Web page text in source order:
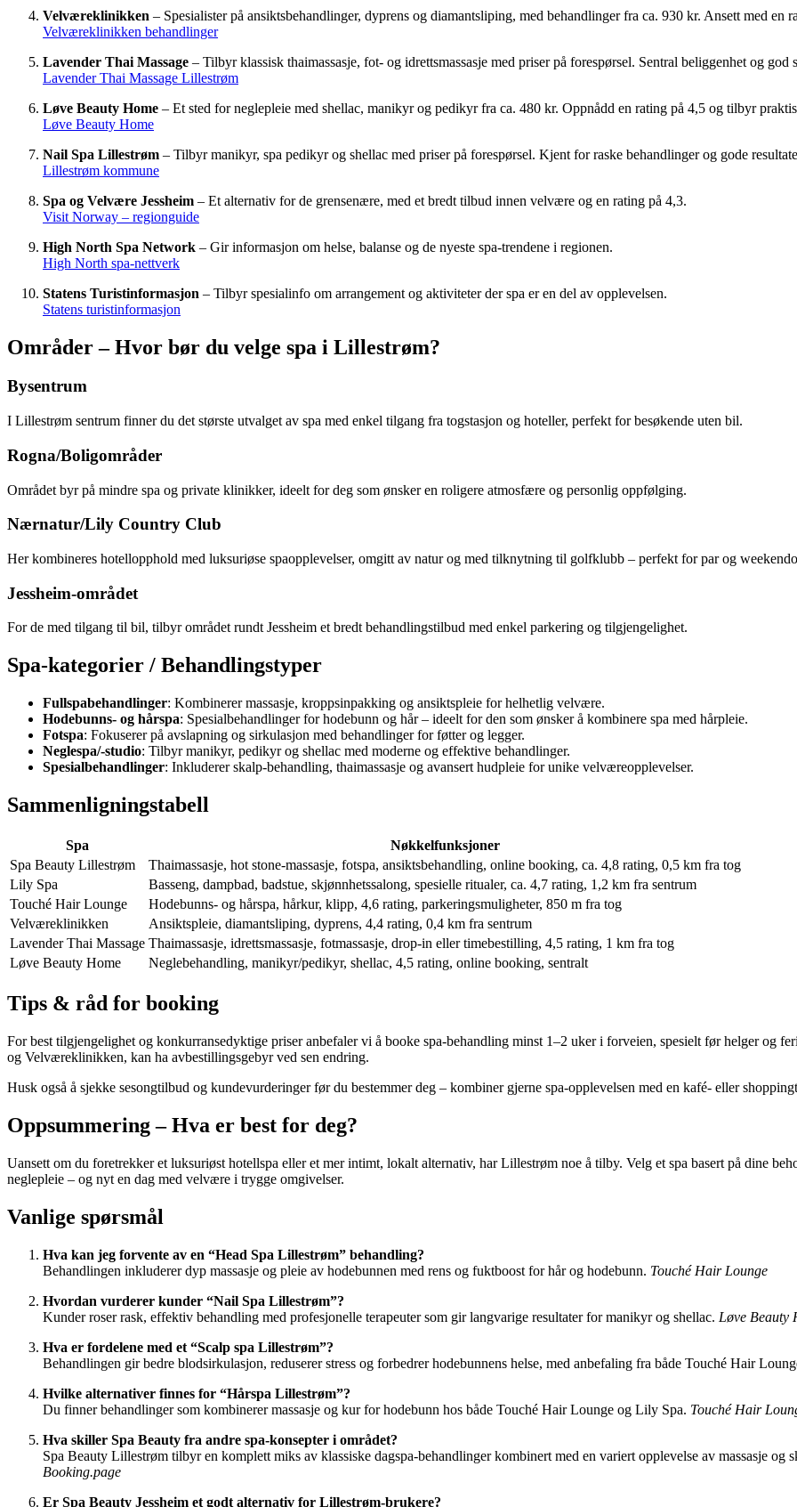
Velværeklinikken – Spesialister på ansiktsbehandlinger, dyprens og diamantsliping, med behandlinger fra ca. 930 kr. Ansett med en
Velværeklinikken behandlinger
Lavender Thai Massage – Tilbyr klassisk thaimassasje, fot- og idrettsmassasje med priser på forespørsel. Sentral beliggenhet og god
Lavender Thai Massage Lillestrøm
Løve Beauty Home – Et sted for neglepleie med shellac, manikyr og pedikyr fra ca. 480 kr. Oppnådd en rating på 4,5 og tilbyr
Løve Beauty Home
Nail Spa Lillestrøm – Tilbyr manikyr, spa pedikyr og shellac med priser på forespørsel. Kjent for raske behandlinger og gode
Lillestrøm kommune
Spa og Velvære Jessheim – Et alternativ for de grensenære, med et bredt tilbud innen velvære og en rating på 4,3.
Visit Norway – regionguide
High North Spa Network – Gir informasjon om helse, balanse og de nyeste spa-trendene i regionen.
High North spa-nettverk
Statens Turistinformasjon – Tilbyr spesialinfo om arrangement og aktiviteter der spa er en del av opplevelsen.
Statens turistinformasjon
Områder – Hvor bør du velge spa i Lillestrøm?
Bysentrum
I Lillestrøm sentrum finner du det største utvalget av spa med enkel tilgang fra togstasjon og hoteller, perfekt for besøkende uten bil.
Rogna/Boligområder
Området byr på mindre spa og private klinikker, ideelt for deg som ønsker en roligere atmosfære og personlig oppfølging.
Nærnatur/Lily Country Club
Her kombineres hotellopphold med luksuriøse spaopplevelser, omgitt av natur og med tilknytning til golfklubb – perfekt for par og
Jessheim-området
For de med tilgang til bil, tilbyr området rundt Jessheim et bredt behandlingstilbud med enkel parkering og tilgjengelighet.
Spa-kategorier / Behandlingstyper
Fullspabehandlinger: Kombinerer massasje, kroppsinpakking og ansiktspleie for helhetlig velvære.
Hodebunns- og hårspa: Spesialbehandlinger for hodebunn og hår – ideelt for den som ønsker å kombinere spa med hårpleie.
Fotspa: Fokuserer på avslapning og sirkulasjon med behandlinger for føtter og legger.
Neglespa/-studio: Tilbyr manikyr, pedikyr og shellac med moderne og effektive behandlinger.
Spesialbehandlinger: Inkluderer skalp-behandling, thaimassasje og avansert hudpleie for unike velværeopplevelser.
Sammenligningstabell
Spa
Nøkkelfunksjoner
Spa Beauty Lillestrøm
Thaimassasje, hot stone-massasje, fotspa, ansiktsbehandling, online booking, ca. 4,8 rating, 0,5 km fra tog
Lily Spa
Basseng, dampbad, badstue, skjønnhetssalong, spesielle ritualer, ca. 4,7 rating, 1,2 km fra sentrum
Touché Hair Lounge
Hodebunns- og hårspa, hårkur, klipp, 4,6 rating, parkeringsmuligheter, 850 m fra tog
Velværeklinikken
Ansiktspleie, diamantsliping, dyprens, 4,4 rating, 0,4 km fra sentrum
Lavender Thai Massage Thaimassasje, idrettsmassasje, fotmassasje, drop-in eller timebestilling, 4,5 rating, 1 km fra tog
Løve Beauty Home
Neglebehandling, manikyr/pedikyr, shellac, 4,5 rating, online booking, sentralt
Tips & råd for booking
For best tilgjengelighet og konkurransedyktige priser anbefaler vi å booke spa-behandling minst 1–2 uker i forveien, spesielt før helger og
og Velværeklinikken, kan ha avbestillingsgebyr ved sen endring.
Husk også å sjekke sesongtilbud og kundevurderinger før du bestemmer deg – kombiner gjerne spa-opplevelsen med en kafé- eller
Oppsummering – Hva er best for deg?
Uansett om du foretrekker et luksuriøst hotellspa eller et mer intimt, lokalt alternativ, har Lillestrøm noe å tilby. Velg et spa basert på dine
neglepleie – og nyt en dag med velvære i trygge omgivelser.
Vanlige spørsmål
Hva kan jeg forvente av en “Head Spa Lillestrøm” behandling?
Behandlingen inkluderer dyp massasje og pleie av hodebunnen med rens og fuktboost for hår og hodebunn. Touché Hair Lounge
Hvordan vurderer kunder “Nail Spa Lillestrøm”?
Kunder roser rask, effektiv behandling med profesjonelle terapeuter som gir langvarige resultater for manikyr og shellac. Løve Beauty
Hva er fordelene med et “Scalp spa Lillestrøm”?
Behandlingen gir bedre blodsirkulasjon, reduserer stress og forbedrer hodebunnens helse, med anbefaling fra både Touché Hair
Hvilke alternativer finnes for “Hårspa Lillestrøm”?
Du finner behandlinger som kombinerer massasje og kur for hodebunn hos både Touché Hair Lounge og Lily Spa. Touché Hair
Hva skiller Spa Beauty fra andre spa-konsepter i området?
Spa Beauty Lillestrøm tilbyr en komplett miks av klassiske dagspa-behandlinger kombinert med en variert opplevelse av massasje og
Booking.page
Er Spa Beauty Jessheim et godt alternativ for Lillestrøm-brukere?